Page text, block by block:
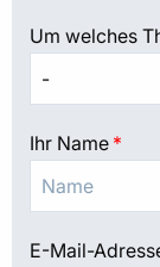
Um welches
Ihr Name *
E-Mail-